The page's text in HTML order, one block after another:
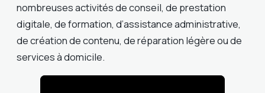
nombreuses activités de conseil, de prestation
digitale, de formation, d’assistance administrative,
de création de contenu, de réparation légère ou de
services à domicile.